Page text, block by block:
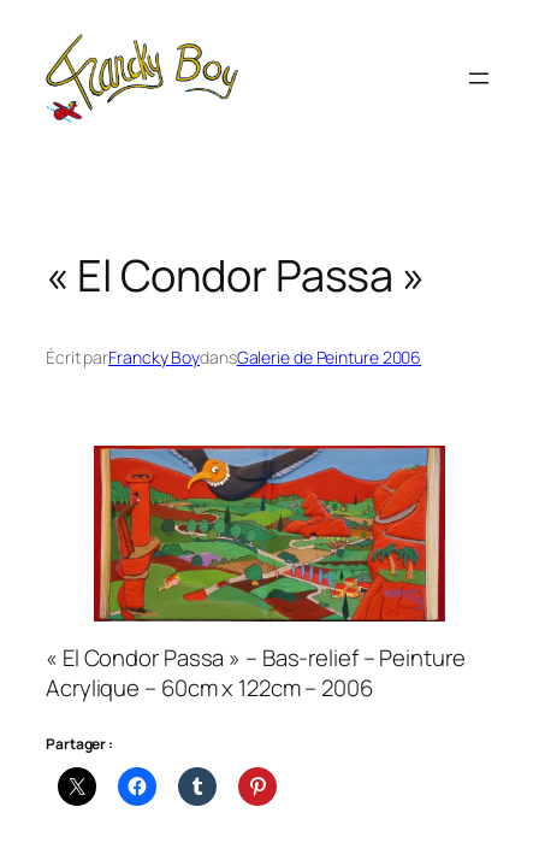
contenu
« El Condor Passa »
Écrit parFrancky BoydansGalerie de Peinture 2006
« El Condor Passa » – Bas-relief – Peinture
Acrylique – 60cm x 122cm – 2006
Partager :